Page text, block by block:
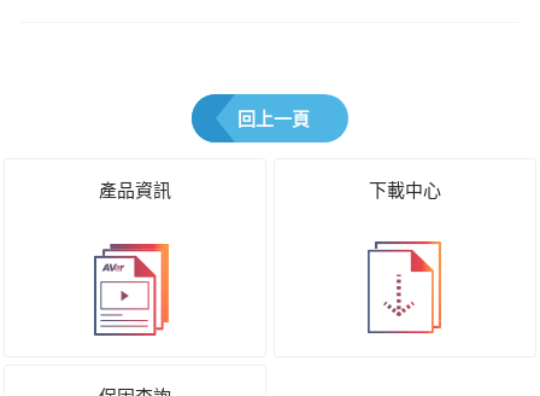
回上一頁
產品資訊 下載中心